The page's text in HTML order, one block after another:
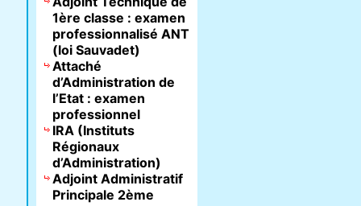
1ère classe : examen
professionnalisé ANT
(loi Sauvadet)
Attaché
d’Administration de
l’Etat : examen
professionnel
IRA (Instituts
Régionaux
d’Administration)
Adjoint Administratif
Principale 2ème